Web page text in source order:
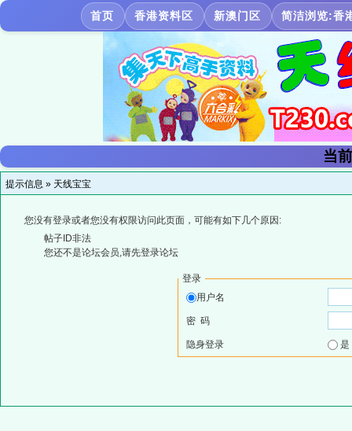
首页 香港资料区 新澳门区 简洁浏览:香
当
提示信息 » 天线宝宝
您没有登录或者您没有权限访问此页面，可能有如下几个原因:
帖子ID非法
您还不是论坛会员,请先登录论坛
登录
用户名
密 码
隐身登录